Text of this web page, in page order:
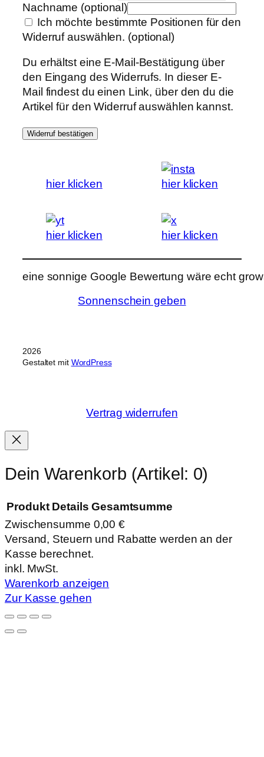
Nachname (optional)
Ich möchte bestimmte Positionen für den
Widerruf auswählen. (optional)
Du erhältst eine E-Mail-Bestätigung über
den Eingang des Widerrufs. In dieser E-
Mail findest du einen Link, über den du die
Artikel für den Widerruf auswählen kannst.
Widerruf bestätigen
hier klicken hier klicken
hier klicken hier klicken
eine sonnige Google Bewertung wäre echt
Sonnenschein geben
2026
Gestaltet mit WordPress
Vertrag widerrufen
Dein Warenkorb (Artikel: 0)
Produkte
im
Warenkorb
Produkt Details Gesamtsumme
Zwischensumme 0,00 €
Versand, Steuern und Rabatte werden an der
Kasse berechnet.
inkl. MwSt.
Warenkorb anzeigen
Zur Kasse gehen